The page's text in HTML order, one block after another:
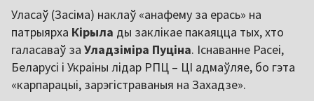
Уласаў (Засіма) наклаў «анафему за ерась» на
патрыярха Кірыла ды заклікае пакаяцца тых, хто
галасаваў за Уладзіміра Пуціна. Існаванне Расеі,
Беларусі і Украіны лідар РПЦ – ЦІ адмаўляе, бо гэта
«карпарацыі, зарэгістраваныя на Захадзе».